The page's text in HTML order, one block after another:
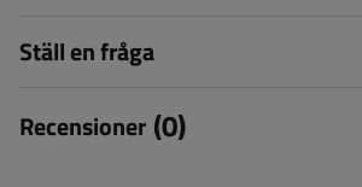
Ställ en fråga
Recensioner (0)